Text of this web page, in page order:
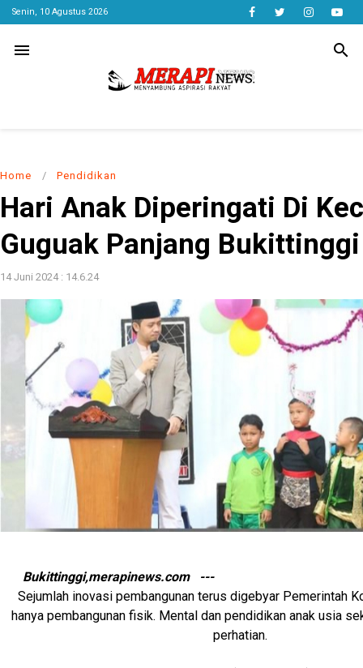
Senin, 10 Agustus 2026
menu search
Home / Pendidikan
Hari Anak Diperingati Di
Guguak Panjang Bukittinggi
14 Juni 2024 : 14.6.24
Bukittinggi,merapinews.com ---
Sejumlah inovasi pembangunan terus digebyar Pemerintah
hanya pembangunan fisik. Mental dan pendidikan anak usia
perhatian.